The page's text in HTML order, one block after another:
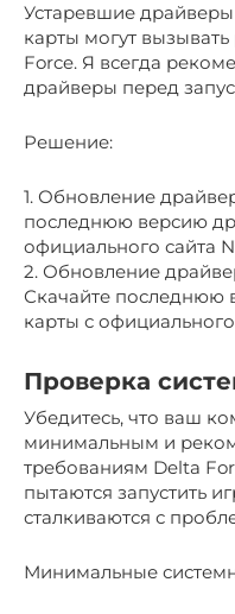
Устаревшие
карты могут
Force. Я всегда
драйверы перед
Решение:
1. Обновление
последнюю версию
официального сайта
2. Обновление
Скачайте последнюю
карты с
Проверка
Убедитесь, что ваш
минимальным и
требованиям Delta
пытаются запустить
сталкиваются с
Минимальные